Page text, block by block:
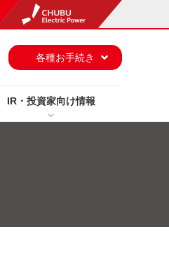
IR・投資家向け情報
各種お手続き